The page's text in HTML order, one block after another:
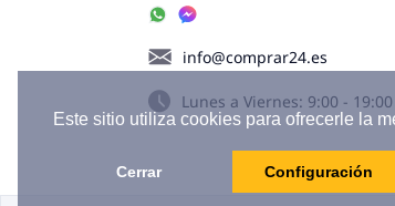
Este sitio utiliza cookies para ofrecerle la
Cerrar Configuración
info@comprar24.es
Lunes a Viernes: 9:00 - 19:00